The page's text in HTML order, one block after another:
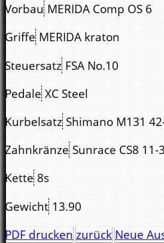
Vorbau MERIDA Comp OS 6
Griffe MERIDA kraton
Steuersatz FSA No.10
Pedale XC Steel
Kurbelsatz Shimano M131
Zahnkränze Sunrace CS8 11-
Kette 8s
Gewicht 13.90
PDF drucken zurück Neue